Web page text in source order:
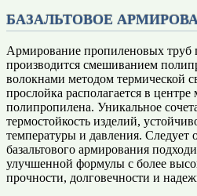
БАЗАЛЬТОВОЕ
Армирование пропиленовых труб
производится смешиванием
волокнами методом термической
прослойка располагается в
полипропилена. Уникальное
термостойкость изделий,
температуры и давления. Следует
базальтового армирования
улучшенной формулы с более
прочности, долговечности и